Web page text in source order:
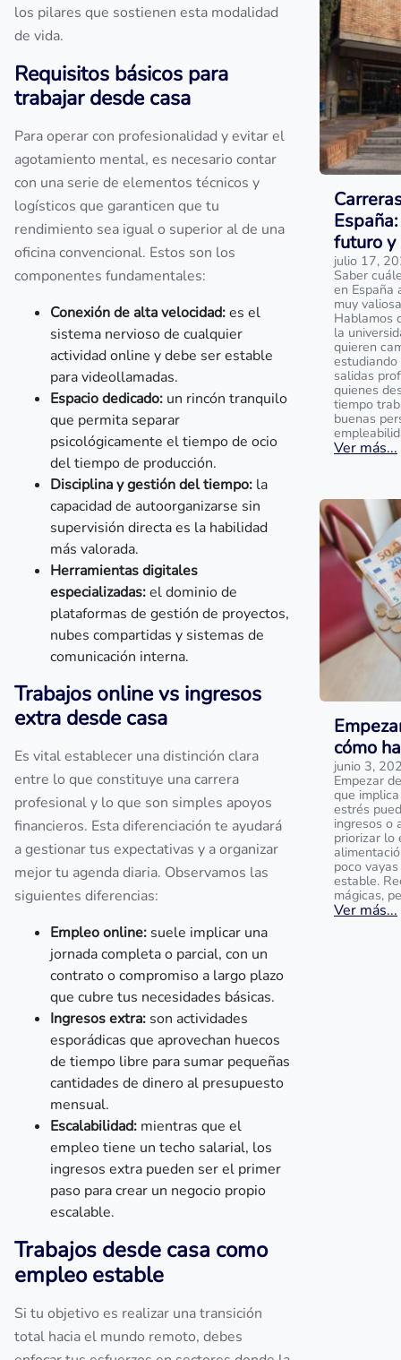
los pilares que sostienen esta modalidad
de vida.
Requisitos básicos para
trabajar desde casa
Para operar con profesionalidad y evitar el
agotamiento mental, es necesario contar
con una serie de elementos técnicos y
logísticos que garanticen que tu
rendimiento sea igual o superior al de una
oficina convencional. Estos son los
componentes fundamentales:
Conexión de alta velocidad:es el
sistema nervioso de cualquier
actividad online y debe ser estable
para videollamadas.
Espacio dedicado: un rincón tranquilo
que permita separar
psicológicamente el tiempo de ocio
del tiempo de producción.
Disciplina y gestión del tiempo: la
capacidad de autoorganizarse sin
supervisión directa es la habilidad
más valorada.
Herramientas digitales
especializadas:el dominio de
plataformas de gestión de proyectos,
nubes compartidas y sistemas de
comunicación interna.
Trabajos online vs ingresos
extra desde casa
Es vital establecer una distinción clara
entre lo que constituye una carrera
profesional y lo que son simples apoyos
financieros. Esta diferenciación te ayudará
a gestionar tus expectativas y a organizar
mejor tu agenda diaria. Observamos las
siguientes diferencias:
Empleo online: suele implicar una
jornada completa o parcial, con un
contrato o compromiso a largo plazo
que cubre tus necesidades básicas.
Ingresos extra: son actividades
esporádicas que aprovechan huecos
de tiempo libre para sumar pequeñas
cantidades de dinero al presupuesto
mensual.
Escalabilidad: mientras que el
empleo tiene un techo salarial, los
ingresos extra pueden ser el primer
paso para crear un negocio propio
escalable.
Trabajos desde casa como
empleo estable
Si tu objetivo es realizar una transición
total hacia el mundo remoto, debes
futuro
julio 17,
Saber
en España
muy
Hablamos
la
quieren
salidas
quienes
tiempo
buenas
Ver más...
cómo
junio 3,
Empezar
que
estrés
ingresos o
priorizar lo
poco
estable.
mágicas,
Ver más...